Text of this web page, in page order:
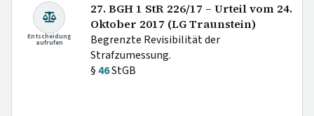
Entscheidung
aufrufen
27. BGH 1 StR 226/17 – Urteil vom 24.
Oktober 2017 (LG Traunstein)
Begrenzte Revisibilität der
Strafzumessung.
§46StGB